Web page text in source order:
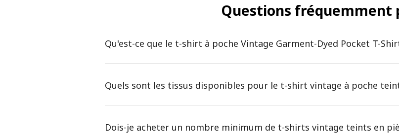
Questions fréquemment
Qu'est-ce que le t-shirt à poche Vintage Garment-Dyed Pocket T-
Quels sont les tissus disponibles pour le t-shirt vintage à poche
Dois-je acheter un nombre minimum de t-shirts vintage teints en